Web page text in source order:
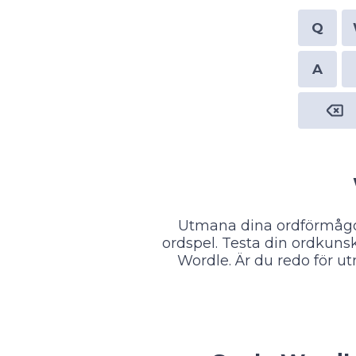
Q
A
Utmana dina
ordspel. Testa din
Wordle. Är du redo för